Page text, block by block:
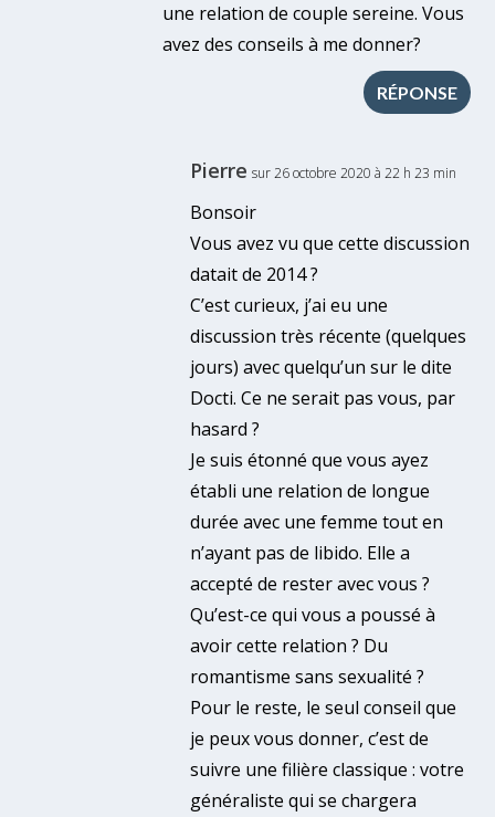
une relation de couple sereine. Vous
avez des conseils à me donner?
RÉPONSE
Pierre sur 26 octobre 2020 à 22 h 23 min
Bonsoir
Vous avez vu que cette discussion
datait de 2014 ?
C’est curieux, j’ai eu une
discussion très récente (quelques
jours) avec quelqu’un sur le dite
Docti. Ce ne serait pas vous, par
hasard ?
Je suis étonné que vous ayez
établi une relation de longue
durée avec une femme tout en
n’ayant pas de libido. Elle a
accepté de rester avec vous ?
Qu’est-ce qui vous a poussé à
avoir cette relation ? Du
romantisme sans sexualité ?
Pour le reste, le seul conseil que
je peux vous donner, c’est de
suivre une filière classique : votre
généraliste qui se chargera